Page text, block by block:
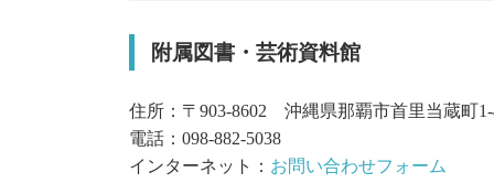
附属図書・芸術資料館
住所：〒903-8602 沖縄県那覇市首里当蔵町
電話：098-882-5038
インターネット： お問い合わせフォーム